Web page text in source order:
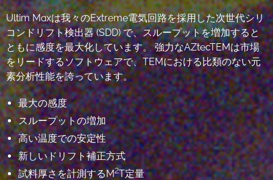
Ultim Maxは我々のExtreme電気回路を採用した次世代シリ
コンドリフト検出器 (SDD) で、スループットを増加すると
ともに感度を最大化しています。 強力なAZtecTEMは市場
をリードするソフトウェアで、TEMにおける比類のない元
素分析性能を誇っています。
最大の感度
スループットの増加
高い温度での安定性
新しいドリフト補正方式
試料厚さを計測するM2T定量